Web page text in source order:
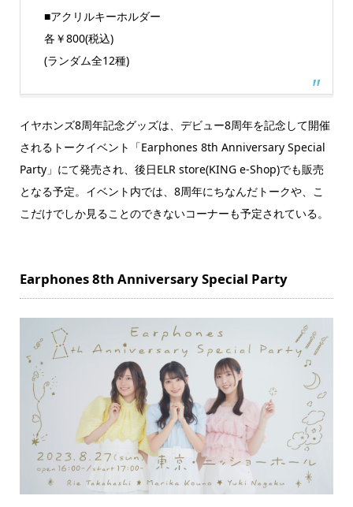
■アクリルキーホルダー
各￥800(税込)
(ランダム全12種)
イヤホンズ8周年記念グッズは、デビュー8周年を記念して開催
されるトークイベント「Earphones 8th Anniversary Special
Party」にて発売され、後日ELR store(KING e-Shop)でも販売
となる予定。イベント内では、8周年にちなんだトークや、こ
こだけでしか見ることのできないコーナーも予定されている。
Earphones 8th Anniversary Special Party